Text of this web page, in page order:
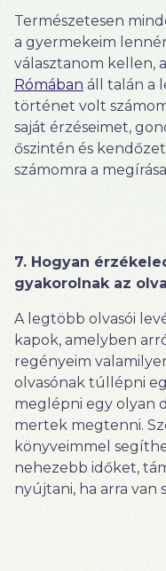
Természetesen
a gyermekeim
választanom kellen,
Rómában áll talán a
történet volt
saját érzéseimet,
őszintén és
számomra a
7. Hogyan
gyakorolnak az
A legtöbb olvasói
kapok, amelyben
regényeim
olvasónak túllépni
meglépni egy olyan
mertek megtenni.
könyveimmel
nehezebb időket,
nyújtani, ha arra van